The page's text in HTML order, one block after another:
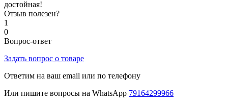
достойная!
Отзыв полезен?
1
0
Вопрос-ответ
Задать вопрос о товаре
Ответим на ваш email или по телефону
Или пишите вопросы на WhatsApp 79164299966